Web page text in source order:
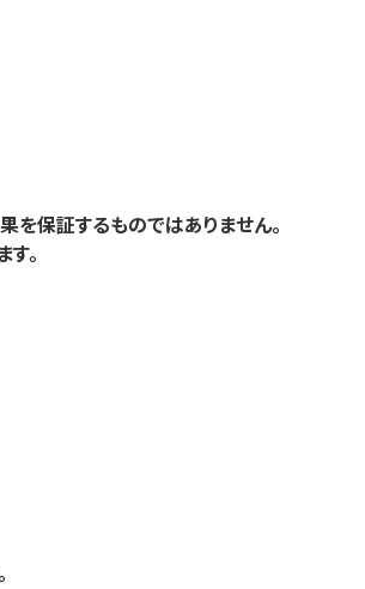
保証するものではありません。
。